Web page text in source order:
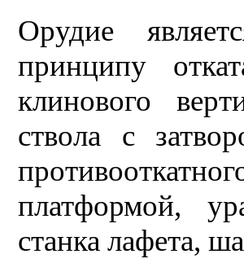
Орудие
принципу
клинового
ствола с
платформой,
станка лафета,